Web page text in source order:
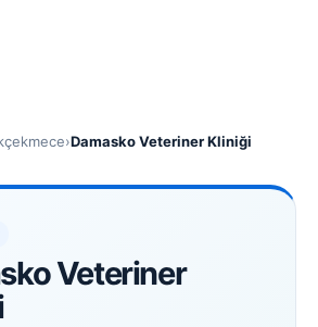
›Damasko Veteriner Kliniği
Veteriner